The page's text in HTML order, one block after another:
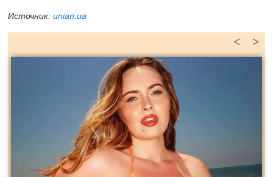
Источник: unian.ua
>
<